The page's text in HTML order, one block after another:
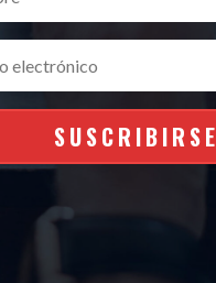
SUSCRIBIRSE